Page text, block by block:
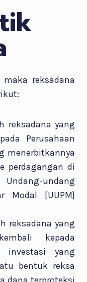
reksadana
reksadana yang
Perusahaan
menerbitkannya
perdagangan di
undang
Modal [UUPM]
reksadana yang
kepada
investasi yang
bentuk reksa